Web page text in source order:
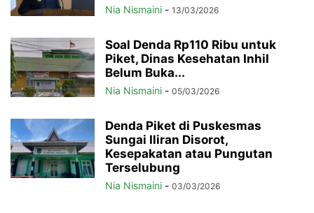
Nia Nismaini - 13/03/2026
Soal Denda Rp110 Ribu untuk
Piket, Dinas Kesehatan Inhil
Belum Buka...
Nia Nismaini - 05/03/2026
Denda Piket di Puskesmas
Sungai Iliran Disorot,
Kesepakatan atau Pungutan
Terselubung
Nia Nismaini - 03/03/2026